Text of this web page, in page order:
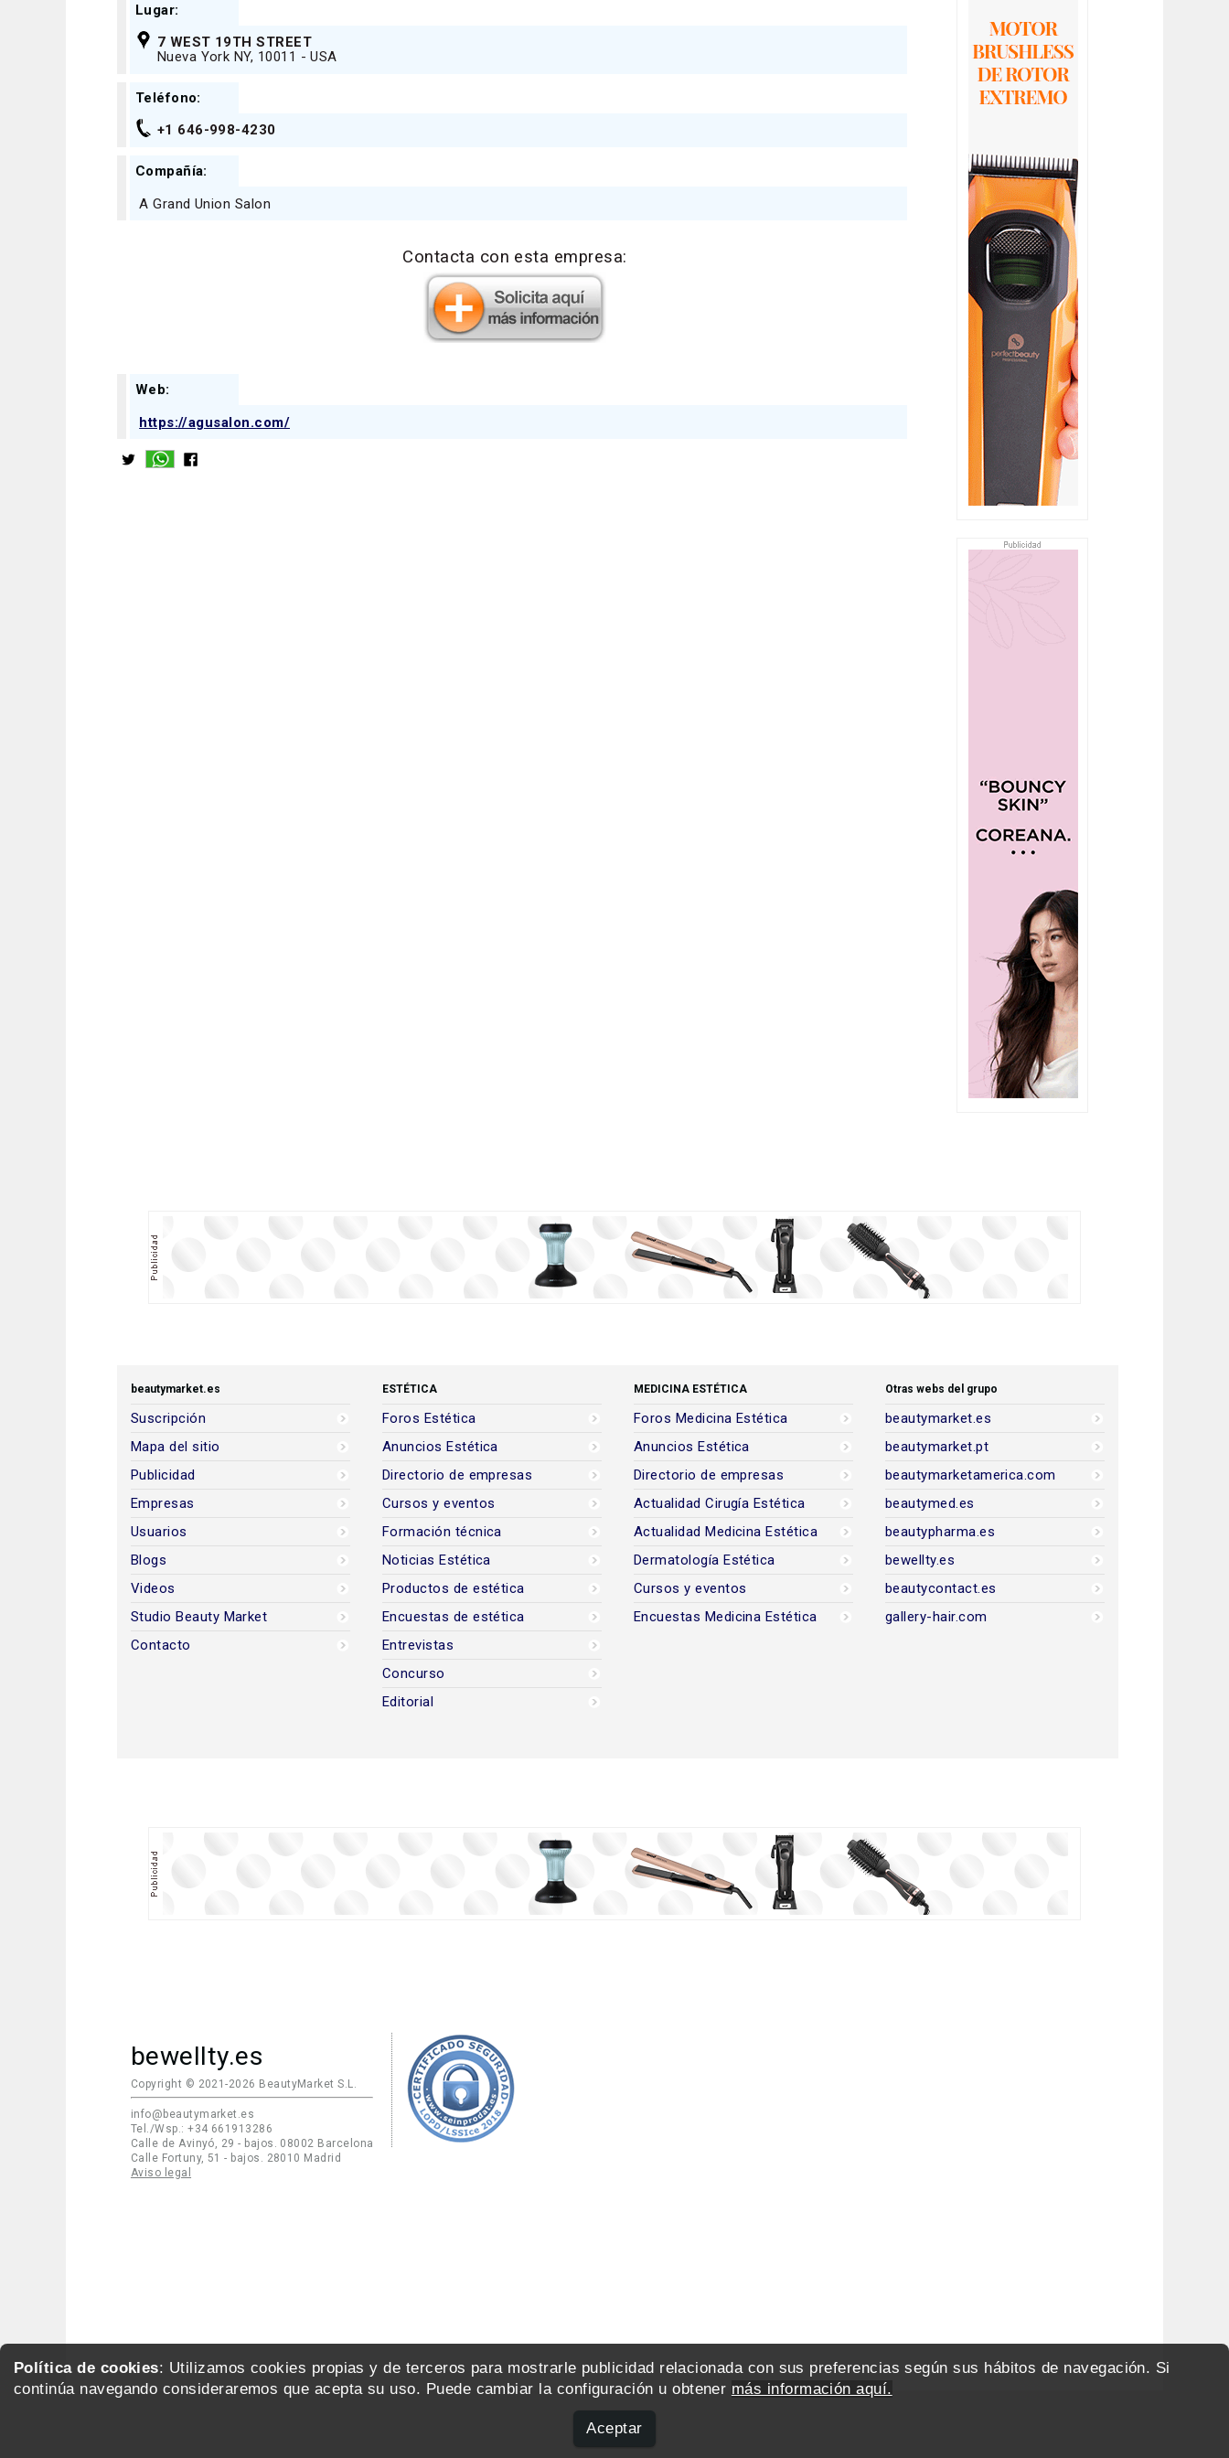
Política de cookies: Utilizamos cookies propias y de terceros para mostrarle publicidad relacionada con sus preferencias según sus hábitos de navegación. Si
continúa navegando consideraremos que acepta su uso. Puede cambiar la configuración u obtener más información aquí.
Aceptar
Lugar:
7 WEST 19TH STREET
Nueva York NY, 10011 - USA
Teléfono:
+1 646-998-4230
Compañía:
A Grand Union Salon
Contacta con esta empresa:
Web:
https://agusalon.com/
beautymarket.es
Suscripción
Mapa del sitio
Publicidad
Empresas
Usuarios
Blogs
Videos
Studio Beauty Market
Contacto
ESTÉTICA
Foros Estética
Anuncios Estética
Directorio de empresas
Cursos y eventos
Formación técnica
Noticias Estética
Productos de estética
Encuestas de estética
Entrevistas
Concurso
Editorial
MEDICINA ESTÉTICA
Foros Medicina Estética
Anuncios Estética
Directorio de empresas
Actualidad Cirugía Estética
Actualidad Medicina Estética
Dermatología Estética
Cursos y eventos
Encuestas Medicina Estética
Otras webs del grupo
beautymarket.es
beautymarket.pt
beautymarketamerica.com
beautymed.es
beautypharma.es
bewellty.es
beautycontact.es
gallery-hair.com
bewellty.es
Copyright © 2021-2026 BeautyMarket S.L.
info@beautymarket.es
Tel./Wsp.: +34 661913286
Calle de Avinyó, 29 - bajos. 08002 Barcelona
Calle Fortuny, 51 - bajos. 28010 Madrid
Aviso legal